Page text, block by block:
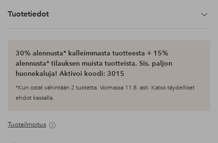
Tuotetiedot
30% alennusta* kalleimmasta tuotteesta + 15%
alennusta* tilauksen muista tuotteista. Sis. paljon
huonekaluja! Aktivoi koodi: 3015
*Kun ostat vähintään 2 tuotetta. Voimassa 11.8. asti. Katso täydelliset
ehdot kassalla.
Tuoteilmoitus